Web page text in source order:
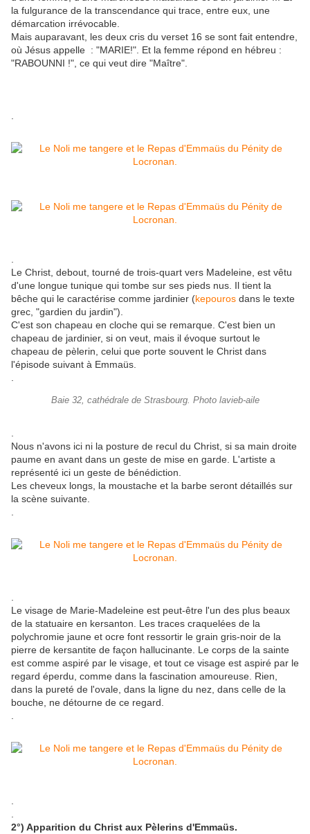
la fulgurance de la transcendance qui trace, entre eux, une
démarcation irrévocable.
Mais auparavant, les deux cris du verset 16 se sont fait entendre,
où Jésus appelle : "MARIE!". Et la femme répond en hébreu :
"RABOUNNI !", ce qui veut dire "Maître".
.
.
Le Christ, debout, tourné de trois-quart vers Madeleine, est vêtu
d'une longue tunique qui tombe sur ses pieds nus. Il tient la
bêche qui le caractérise comme jardinier (kepouros dans le texte
grec, "gardien du jardin").
C'est son chapeau en cloche qui se remarque. C'est bien un
chapeau de jardinier, si on veut, mais il évoque surtout le
chapeau de pèlerin, celui que porte souvent le Christ dans
l'épisode suivant à Emmaüs.
.
Baie 32, cathédrale de Strasbourg. Photo lavieb-aile
.
Nous n'avons ici ni la posture de recul du Christ, si sa main droite
paume en avant dans un geste de mise en garde. L'artiste a
représenté ici un geste de bénédiction.
Les cheveux longs, la moustache et la barbe seront détaillés sur
la scène suivante.
.
.
Le visage de Marie-Madeleine est peut-être l'un des plus beaux
de la statuaire en kersanton. Les traces craquelées de la
polychromie jaune et ocre font ressortir le grain gris-noir de la
pierre de kersantite de façon hallucinante. Le corps de la sainte
est comme aspiré par le visage, et tout ce visage est aspiré par le
regard éperdu, comme dans la fascination amoureuse. Rien,
dans la pureté de l'ovale, dans la ligne du nez, dans celle de la
bouche, ne détourne de ce regard.
.
.
.
2°) Apparition du Christ aux Pèlerins d'Emmaüs.